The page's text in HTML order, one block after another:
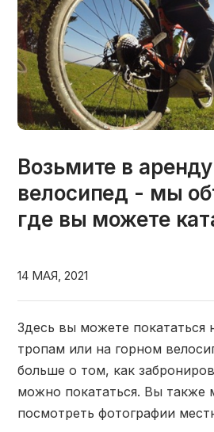
Возьмите в
велосипед - мы
где вы можете
14 МАЯ, 2021
Здесь вы можете покататься
тропам или на горном
больше о том, как
можно покататься. Вы также
посмотреть фотографии